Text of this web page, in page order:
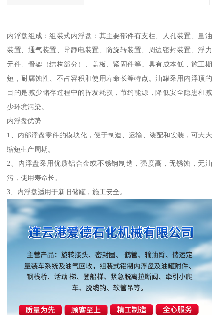
内浮盘组成：组装式内浮盘：其主要部件有支柱、人孔装置、量油
装置、通气装置、导静电装置、防旋转装置、周边密封装置、浮力
元件、骨架（结构部分）、盖板、紧固件等。具有成本低，施工期
短，耐腐蚀性、不占容积和使用寿命长等特点。油罐采用内浮顶的
目的是减少储存过程中的挥发耗损，节约能源，降低安全隐患和减
少环境污染。
内浮盘优势
1、内部浮盘零件的模块化，便于制造、运输、装配和安装，可大大
缩短生产周期。
2、内浮盘采用优质铝合金或不锈钢制造，强度高，无锈蚀，无油
污，使用寿命长。
3、内浮盘适用于新旧储罐，施工安全。